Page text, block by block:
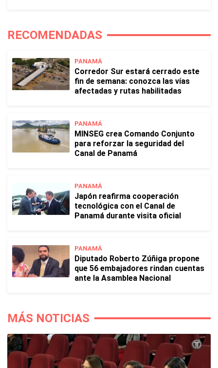
RECOMENDADAS
PANAMÁ
Corredor Sur estará cerrado este
fin de semana: conozca las vías
afectadas y rutas habilitadas
PANAMÁ
MINSEG crea Comando Conjunto
para reforzar la seguridad del
Canal de Panamá
PANAMÁ
Japón reafirma cooperación
tecnológica con el Canal de
Panamá durante visita oficial
PANAMÁ
Diputado Roberto Zúñiga propone
que 56 embajadores rindan cuentas
ante la Asamblea Nacional
MÁS NOTICIAS